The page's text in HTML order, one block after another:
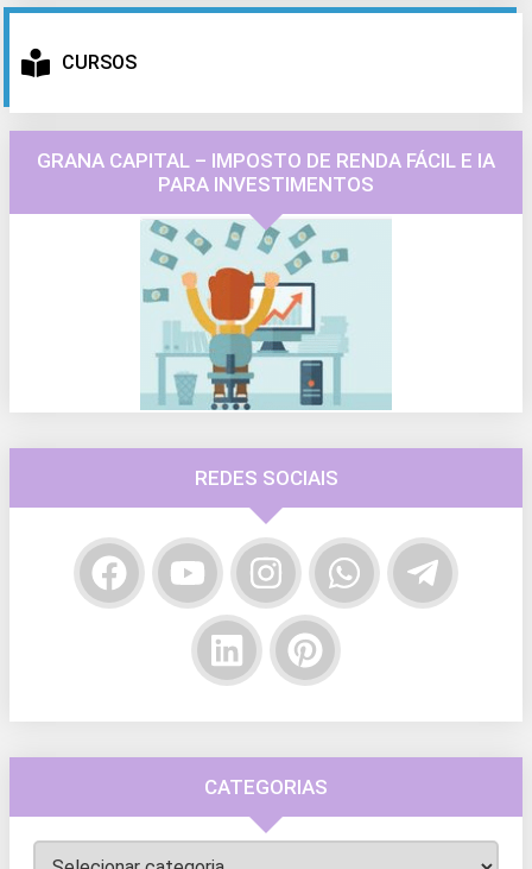
CURSOS
GRANA CAPITAL – IMPOSTO DE RENDA FÁCIL E IA
PARA INVESTIMENTOS
REDES SOCIAIS
CATEGORIAS
Categorias